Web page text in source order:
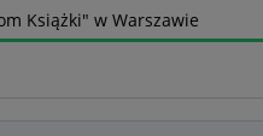
Książki" w Warszawie